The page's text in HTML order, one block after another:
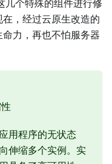
几个特殊的组件进行修
，经过云原生改造的
命力，再也不怕服务器
用程序的无状态
伸缩多个实例。实